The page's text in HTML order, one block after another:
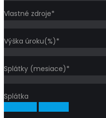
Vlastné zdroje*
Výška úroku(%)*
Splátky (mesiace)*
Splátka